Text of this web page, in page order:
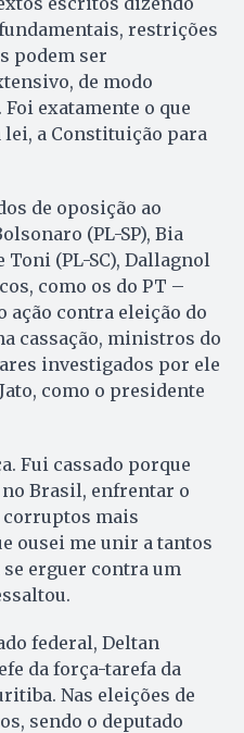
restrições
podem ser
de modo
exatamente o que
a Constituição para
de oposição ao
(PL-SP), Bia
(PL-SC), Dallagnol
como os do PT –
ação contra eleição do
cassação, ministros do
investigados por ele
como o presidente
Fui cassado porque
Brasil, enfrentar o
corruptos mais
ousei me unir a tantos
erguer contra um
federal, Deltan
da força-tarefa da
Nas eleições de
sendo o deputado